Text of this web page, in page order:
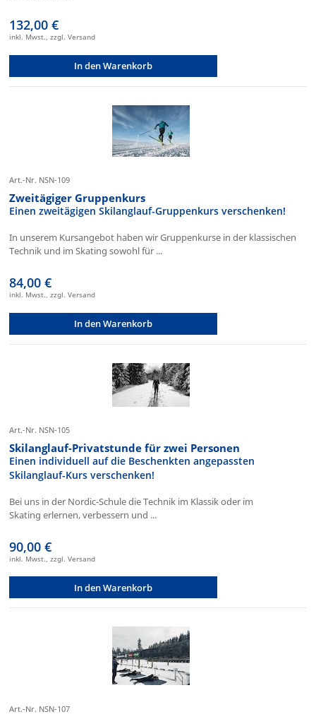
132,00 €
inkl. Mwst., zzgl. Versand
In den Warenkorb
Art.-Nr. NSN-109
Zweitägiger Gruppenkurs
Einen zweitägigen Skilanglauf-Gruppenkurs verschenken!
In unserem Kursangebot haben wir Gruppenkurse in der klassischen
Technik und im Skating sowohl für ...
84,00 €
inkl. Mwst., zzgl. Versand
In den Warenkorb
Art.-Nr. NSN-105
Skilanglauf-Privatstunde für zwei Personen
Einen individuell auf die Beschenkten angepassten
Skilanglauf-Kurs verschenken!
Bei uns in der Nordic-Schule die Technik im Klassik oder im
Skating erlernen, verbessern und ...
90,00 €
inkl. Mwst., zzgl. Versand
In den Warenkorb
Art.-Nr. NSN-107